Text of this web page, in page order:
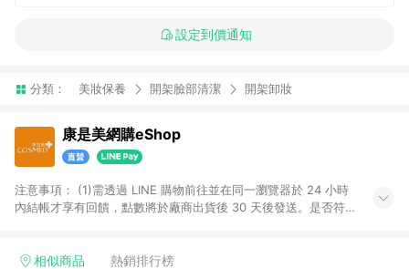
設定到價通知
分類： 美妝保養 開架臉部清潔 開架卸妝
康是美網購eShop
注意事項：​ (1)需透過 LINE 購物前往並在同一瀏覽器於 24 小時
內結帳才享有回饋，點數將於廠商出貨後 30 天後發送。​是否符
黃金鑽飾/精品相關/3C數位(含周邊)/家電視聽/運動戶外/母嬰用
相似商品 熱銷排行榜